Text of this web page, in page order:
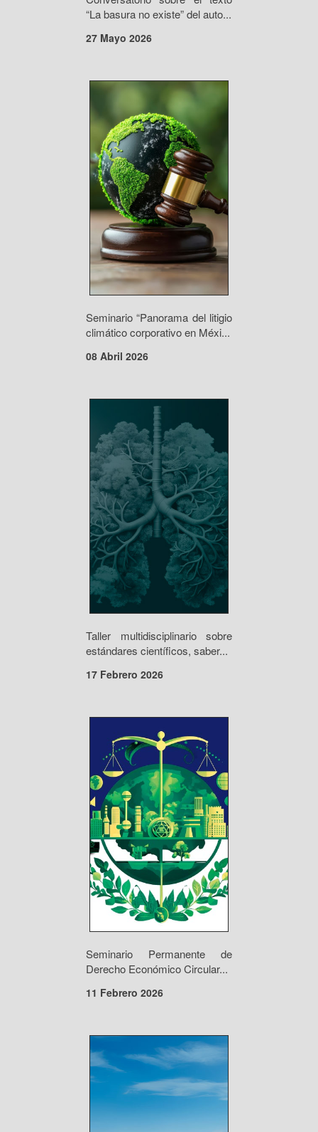
“La basura no existe” del auto...
27 Mayo 2026
Seminario “Panorama del litigio
climático corporativo en Méxi...
08 Abril 2026
Taller multidisciplinario sobre
estándares científicos, saber...
17 Febrero 2026
Seminario Permanente de
Derecho Económico Circular...
11 Febrero 2026